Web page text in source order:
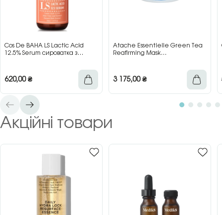
Cos De BAHA LS Lactic Acid
12.5% Serum сироватка з
620,00₴
Atache Essentielle Green Tea
Reafirming Mask
3 175,00₴
Акційні товари